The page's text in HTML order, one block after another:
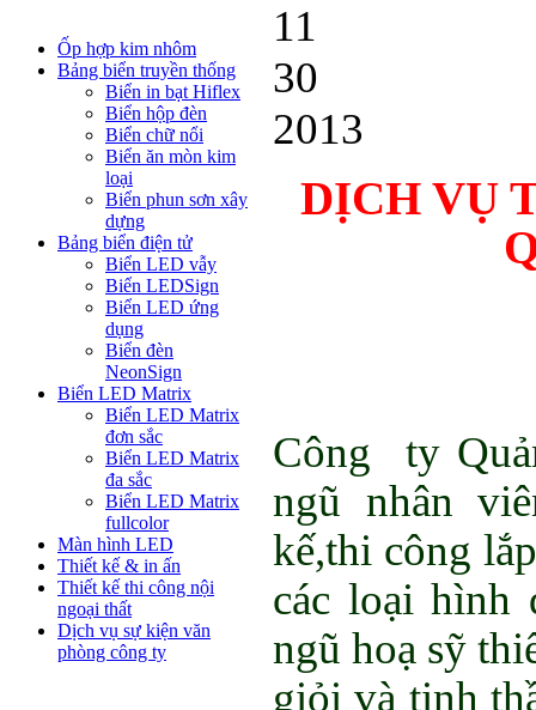
Ốp hợp kim nhôm
Bảng biển truyền thống
Biển in bạt Hiflex
Biển hộp đèn
Biển chữ nổi
Biển ăn mòn kim
loại
Biển phun sơn xây
dựng
Bảng biển điện tử
Biển LED vẫy
Biển LEDSign
Biển LED ứng
dụng
Biển đèn
NeonSign
Biển LED Matrix
Biển LED Matrix
đơn sắc
Biển LED Matrix
đa sắc
Biển LED Matrix
fullcolor
Màn hình LED
Thiết kế & in ấn
Thiết kế thi công nội
ngoại thất
Dịch vụ sự kiện văn
phòng công ty
11
30
2013
DỊCH VỤ
Công ty
ngũ nhân
kế,thi công
các loại hình
ngũ hoạ sỹ
giỏi và tinh